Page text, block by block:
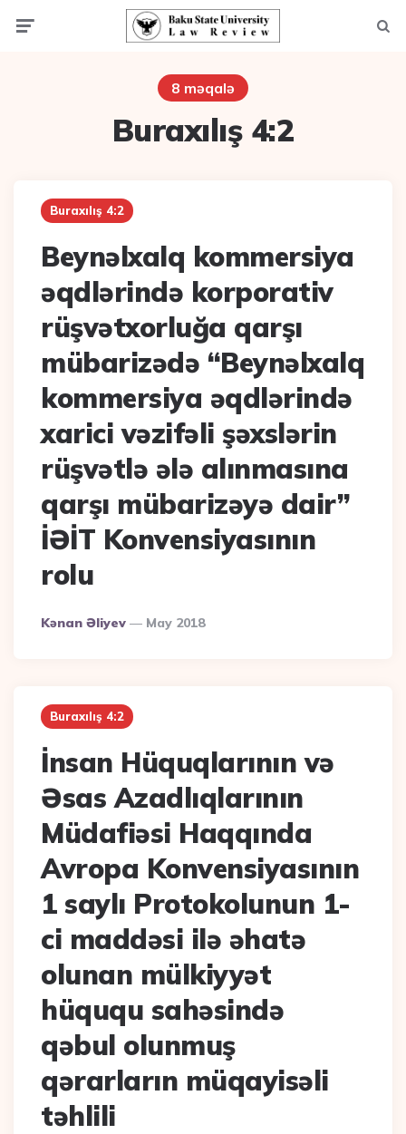
8 məqalə
Buraxılış 4:2
Buraxılış 4:2
Beynəlxalq kommersiya
əqdlərində korporativ
rüşvətxorluğa qarşı
mübarizədə “Beynəlxalq
kommersiya əqdlərində
xarici vəzifəli şəxslərin
rüşvətlə ələ alınmasına
qarşı mübarizəyə dair”
İƏİT Konvensiyasının
rolu
Posted
Kənan Əliyev May 2018
Buraxılış 4:2
İnsan Hüquqlarının və
Əsas Azadlıqlarının
Müdafiəsi Haqqında
Avropa Konvensiyasının
1 saylı Protokolunun 1-
ci maddəsi ilə əhatə
olunan mülkiyyət
hüququ sahəsində
qəbul olunmuş
qərarların müqayisəli
təhlili